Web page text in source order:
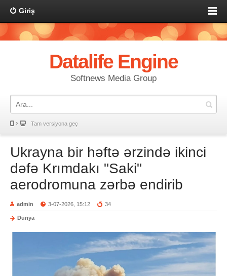
Giriş
Datalife Engine
Softnews Media Group
Tam versiyona geç
Ukrayna bir həftə ərzində ikinci
dəfə Krımdakı "Saki"
aerodromuna zərbə endirib
admin 3-07-2026, 15:12 34
Dünya